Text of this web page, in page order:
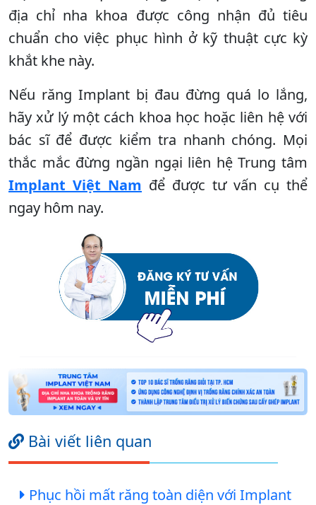
địa chỉ nha khoa được công nhận đủ tiêu
chuẩn cho việc phục hình ở kỹ thuật cực kỳ
khắt khe này.
Nếu răng Implant bị đau đừng quá lo lắng,
hãy xử lý một cách khoa học hoặc liên hệ với
bác sĩ để được kiểm tra nhanh chóng. Mọi
thắc mắc đừng ngần ngại liên hệ Trung tâm
Implant Việt Nam để được tư vấn cụ thể
ngay hôm nay.
Bài viết liên quan
Phục hồi mất răng toàn diện với Implant